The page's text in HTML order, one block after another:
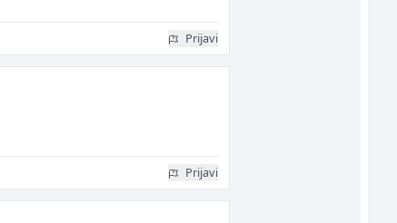
Prijavi
Prijavi